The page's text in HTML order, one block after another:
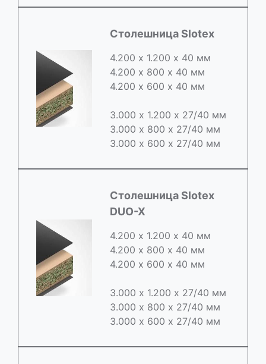
Столешница Slotex
4.200 х 1.200 х 40 мм
4.200 х 800 х 40 мм
4.200 х 600 х 40 мм
3.000 х 1.200 х 27/40 мм
3.000 х 800 х 27/40 мм
3.000 х 600 х 27/40 мм
Cтолешница Slotex
DUO-X
4.200 х 1.200 х 40 мм
4.200 х 800 х 40 мм
4.200 х 600 х 40 мм
3.000 х 1.200 х 27/40 мм
3.000 х 800 х 27/40 мм
3.000 х 600 х 27/40 мм